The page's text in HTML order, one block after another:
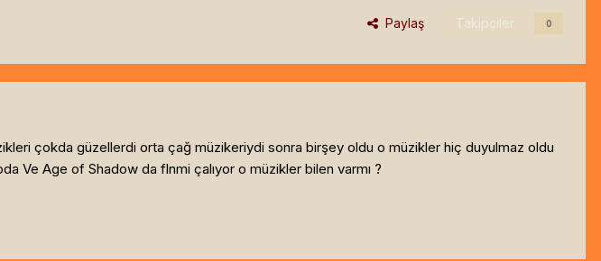
Paylaş Takipçiler 0
çokda güzellerdi orta çağ müzikeriydi sonra birşey oldu o müzikler hiç duyulmaz oldu
Ve Age of Shadow da flnmi çalıyor o müzikler bilen varmı ?